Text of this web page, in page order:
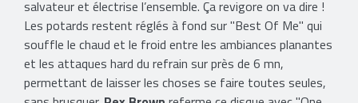
salvateur et électrise l’ensemble. Ça revigore on va dire !
Les potards restent réglés à fond sur "Best Of Me" qui
souffle le chaud et le froid entre les ambiances planantes
et les attaques hard du refrain sur près de 6 mn,
permettant de laisser les choses se faire toutes seules,